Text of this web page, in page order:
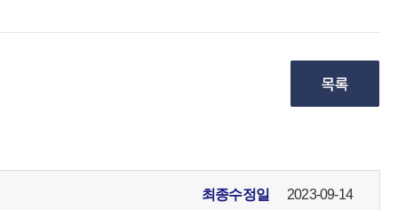
최종수정일 2023-09-14